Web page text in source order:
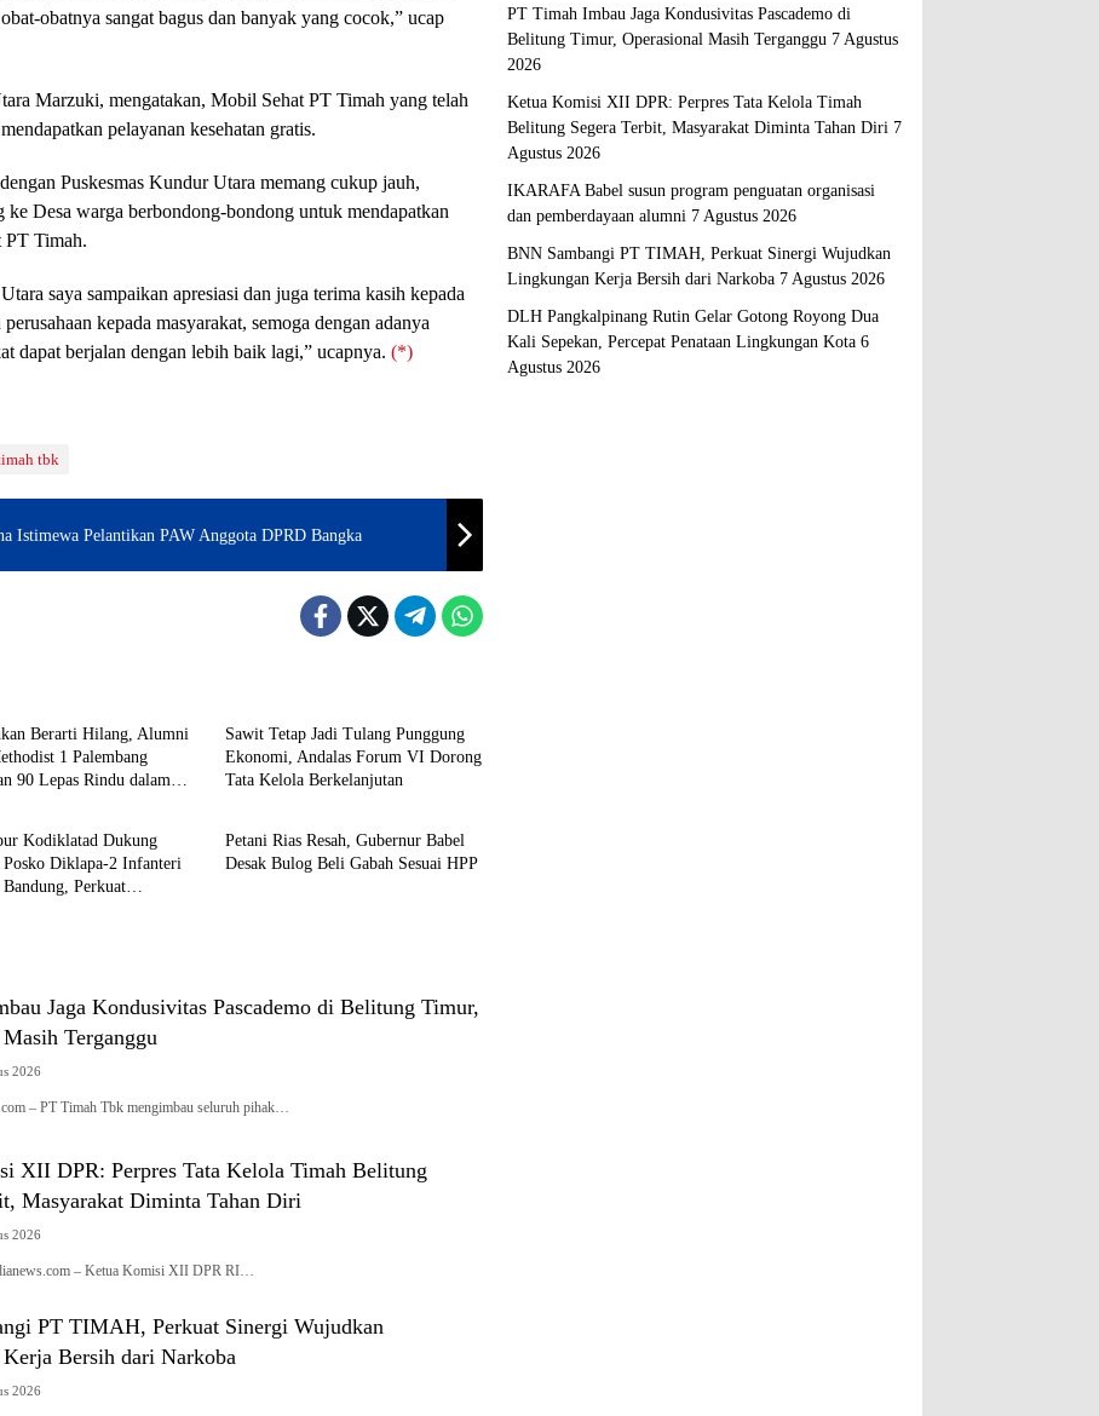
obatnya sangat bagus dan banyak yang cocok,” ucap
Marzuki, mengatakan, Mobil Sehat PT Timah yang telah
pelayanan kesehatan gratis.
Puskesmas Kundur Utara memang cukup jauh,
ke Desa warga berbondong-bondong untuk mendapatkan
PT Timah.
saya sampaikan apresiasi dan juga terima kasih kepada
kepada masyarakat, semoga dengan adanya
dapat berjalan dengan lebih baik lagi,” ucapnya. (*)
tbk
Istimewa Pelantikan PAW Anggota DPRD Bangka
Berarti Hilang, Alumni
1 Palembang
90 Lepas Rindu dalam
Sawit Tetap Jadi Tulang Punggung
Ekonomi, Andalas Forum VI Dorong
Tata Kelola Berkelanjutan
Kodiklatad Dukung
Diklapa-2 Infanteri
Perkuat
Petani Rias Resah, Gubernur Babel
Desak Bulog Beli Gabah Sesuai HPP
Jaga Kondusivitas Pascademo di Belitung Timur,
Terganggu
2026
– PT Timah Tbk mengimbau seluruh pihak…
XII DPR: Perpres Tata Kelola Timah Belitung
Masyarakat Diminta Tahan Diri
2026
– Ketua Komisi XII DPR RI…
PT TIMAH, Perkuat Sinergi Wujudkan
Bersih dari Narkoba
2026
PT Timah Imbau Jaga Kondusivitas Pascademo di
Belitung Timur, Operasional Masih Terganggu 7 Agustus
2026
Ketua Komisi XII DPR: Perpres Tata Kelola Timah
Belitung Segera Terbit, Masyarakat Diminta Tahan Diri 7
Agustus 2026
IKARAFA Babel susun program penguatan organisasi
dan pemberdayaan alumni 7 Agustus 2026
BNN Sambangi PT TIMAH, Perkuat Sinergi Wujudkan
Lingkungan Kerja Bersih dari Narkoba 7 Agustus 2026
DLH Pangkalpinang Rutin Gelar Gotong Royong Dua
Kali Sepekan, Percepat Penataan Lingkungan Kota 6
Agustus 2026